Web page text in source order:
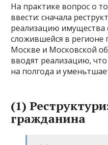
На практике вопрос о
ввести: сначала
реализацию имущества
сложившейся в
Москве и Московской
вводят реализацию, что
на полгода и
(1)
гражданина